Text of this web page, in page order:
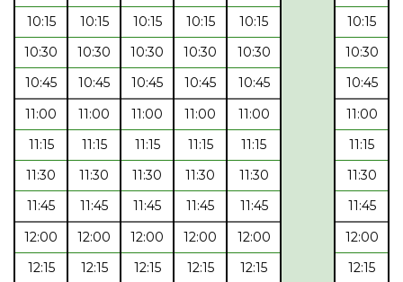
10:15
10:15 10:15 10:15 10:15
10:15
10:30
10:30 10:30 10:30 10:30
10:30
10:45
10:45 10:45 10:45 10:45
10:45
11:00
11:00 11:00 11:00 11:00
11:00
11:15
11:15 11:15 11:15 11:15
11:15
11:30
11:30 11:30 11:30 11:30
11:30
11:45
11:45 11:45 11:45 11:45
11:45
12:00
12:00 12:00 12:00 12:00
12:00
12:15
12:15 12:15 12:15 12:15
12:15